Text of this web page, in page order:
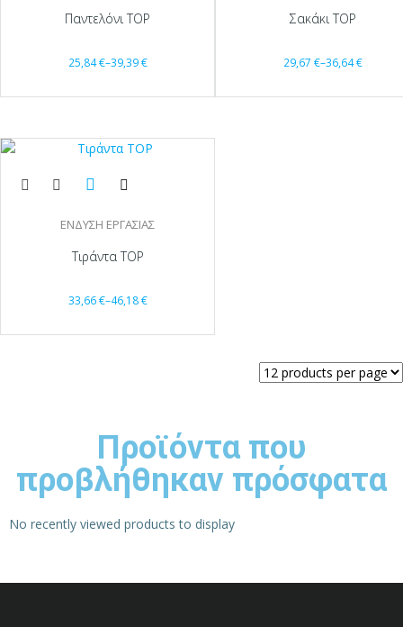
Παντελόνι TOP
25,84€–39,39€
Σακάκι TOP
29,67 €–36,64€
ΕΝΔΥΣΗ ΕΡΓΑΣΙΑΣ
Τιράντα TOP
33,66€–46,18€
Προϊόντα που
προβλήθηκαν πρόσφατα
No recently viewed products to display